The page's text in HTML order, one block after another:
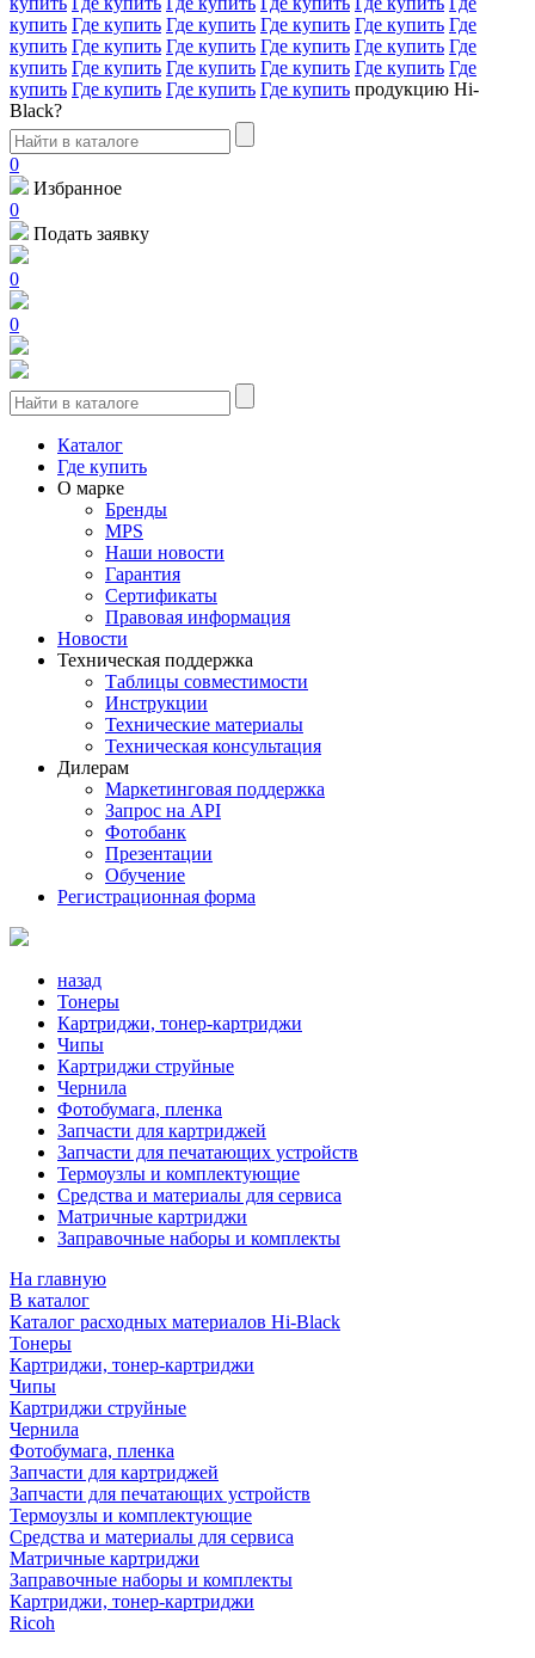
купить Где купить Где купить Где купить Где купить Где
купить Где купить Где купить Где купить Где купить Где
купить Где купить Где купить Где купить Где купить Где
купить Где купить Где купить Где купить продукцию Hi-
Black?
0
Избранное
0
Подать заявку
0
0
Каталог
Где купить
О марке
Бренды
MPS
Наши новости
Гарантия
Сертификаты
Правовая информация
Новости
Техническая поддержка
Таблицы совместимости
Инструкции
Технические материалы
Техническая консультация
Дилерам
Маркетинговая поддержка
Запрос на API
Фотобанк
Презентации
Обучение
Регистрационная форма
назад
Тонеры
Картриджи, тонер-картриджи
Чипы
Картриджи струйные
Чернила
Фотобумага, пленка
Запчасти для картриджей
Запчасти для печатающих устройств
Термоузлы и комплектующие
Средства и материалы для сервиса
Матричные картриджи
Заправочные наборы и комплекты
На главную
В каталог
Каталог расходных материалов Hi-Black
Тонеры
Картриджи, тонер-картриджи
Чипы
Картриджи струйные
Чернила
Фотобумага, пленка
Запчасти для картриджей
Запчасти для печатающих устройств
Термоузлы и комплектующие
Средства и материалы для сервиса
Матричные картриджи
Заправочные наборы и комплекты
Картриджи, тонер-картриджи
Ricoh